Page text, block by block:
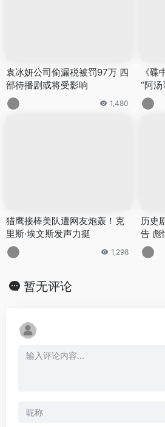
袁冰妍公司偷漏税被罚97万 四
部待播剧或将受影响
1,480
《
“阿
猎鹰接棒美队遭网友炮轰！克
里斯·埃文斯发声力挺
1,298
历史
告 彪
暂无评论